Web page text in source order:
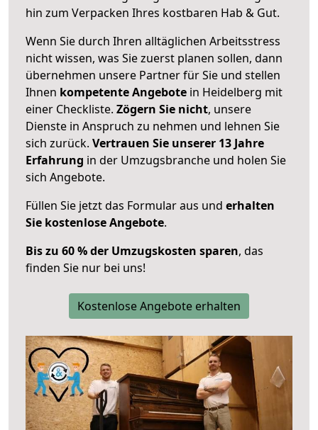
hin zum Verpacken Ihres kostbaren Hab & Gut.
Wenn Sie durch Ihren alltäglichen Arbeitsstress
nicht wissen, was Sie zuerst planen sollen, dann
übernehmen unsere Partner für Sie und stellen
Ihnen kompetente Angebote in Heidelberg mit
einer Checkliste. Zögern Sie nicht, unsere
Dienste in Anspruch zu nehmen und lehnen Sie
sich zurück. Vertrauen Sie unserer 13 Jahre
Erfahrung in der Umzugsbranche und holen Sie
sich Angebote.
Füllen Sie jetzt das Formular aus und erhalten
Sie kostenlose Angebote.
Bis zu 60 % der Umzugskosten sparen, das
finden Sie nur bei uns!
Kostenlose Angebote erhalten